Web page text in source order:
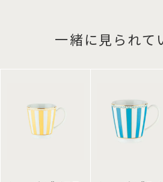
一緒に見られて